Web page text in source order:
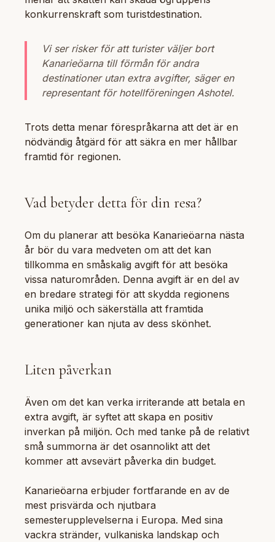
konkurrenskraft som turistdestination.
Vi ser risker för att turister väljer bort
Kanarieöarna till förmån för andra
destinationer utan extra avgifter, säger en
representant för hotellföreningen Ashotel.
Trots detta menar förespråkarna att det är en
nödvändig åtgärd för att säkra en mer hållbar
framtid för regionen.
Vad betyder detta för din resa?
Om du planerar att besöka Kanarieöarna nästa
år bör du vara medveten om att det kan
tillkomma en småskalig avgift för att besöka
vissa naturområden. Denna avgift är en del av
en bredare strategi för att skydda regionens
unika miljö och säkerställa att framtida
generationer kan njuta av dess skönhet.
Liten påverkan
Även om det kan verka irriterande att betala en
extra avgift, är syftet att skapa en positiv
inverkan på miljön. Och med tanke på de relativt
små summorna är det osannolikt att det
kommer att avsevärt påverka din budget.
Kanarieöarna erbjuder fortfarande en av de
mest prisvärda och njutbara
semesterupplevelserna i Europa. Med sina
vackra stränder, vulkaniska landskap och